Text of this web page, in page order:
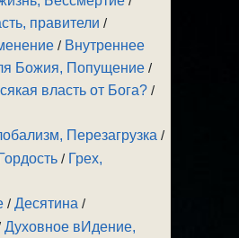
правители /
/ Внутреннее
Божия, Попущение /
власть от Бога? /
Перезагрузка /
Гордость / Грех,
/Десятина /
Духовное вИдение,